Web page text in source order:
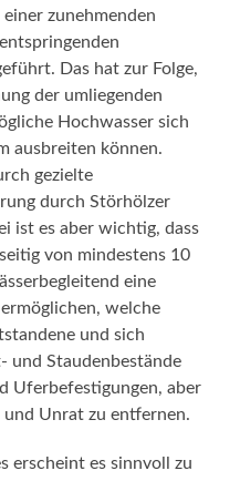
einer zunehmenden
Das hat zur Folge,
der umliegenden
Hochwasser sich
ausbreiten können.
gezielte
durch Störhölzer
ist es aber wichtig, dass
von mindestens 10
eine
welche
und sich
und Staudenbestände
Uferbefestigungen, aber
Unrat zu entfernen.
erscheint es sinnvoll zu